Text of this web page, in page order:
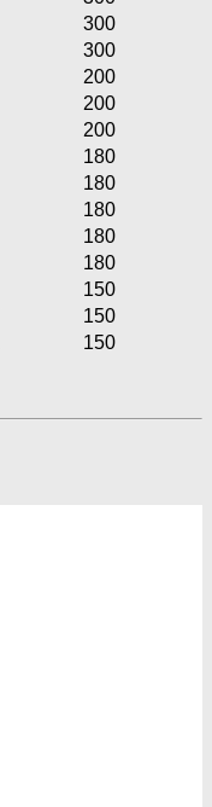
300
300
200
200
200
180
180
180
180
180
150
150
150